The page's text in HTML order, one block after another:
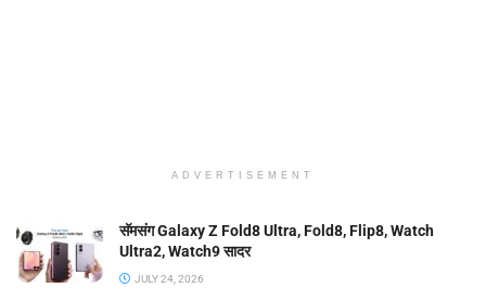
ADVERTISEMENT
सॅमसंग Galaxy Z Fold8 Ultra, Fold8, Flip8, Watch
Ultra2, Watch9 सादर
JULY 24, 2026